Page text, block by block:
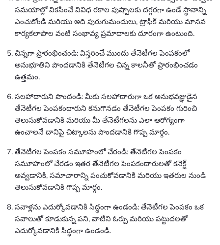
సమయాల్లో వికసించే వివిధ రకాల పుష్పాలకు దగ్గరగా ఉండే స్థానాన్ని
ఎంచుకోండి మరియు అది పురుగుమందులు, ట్రాఫిక్ మరియు మానవ
కార్యకలాపాల వంటి సంభావ్య ప్రమాదాలకు దూరంగా ఉంటుంది.
చిన్నగా ప్రారంభించండి: విస్తరించే ముందు తేనెటీగల పెంపకంలో
అనుభూతిని పొందడానికి తేనెటీగల చిన్న కాలనీతో ప్రారంభించడం
ఉత్తమం.
సలహాదారుని పొందండి: మీకు సలహాదారుగా ఒక అనుభవజ్ఞుడైన
తేనెటీగల పెంపకందారుని కనుగొనడం తేనెటీగల పెంపకం గురించి
తెలుసుకోవడానికి మరియు మీ తేనెటీగలను ఎలా ఆరోగ్యంగా
ఉంచాలనే దానిపై చిట్కాలను పొందడానికి గొప్ప మార్గం.
తేనెటీగల పెంపకం సమూహంలో చేరండి: తేనెటీగల పెంపకం
సమూహంలో చేరడం ఇతర తేనెటీగల పెంపకందారులతో కనెక్ట్
అవ్వడానికి, సమాచారాన్ని పంచుకోవడానికి మరియు ఇతరుల నుండి
తెలుసుకోవడానికి గొప్ప మార్గం.
సవాళ్లను ఎదుర్కోవడానికి సిద్ధంగా ఉండండి: తేనెటీగల పెంపకం ఒక
సవాలుతో కూడుకున్న పని, వాటిని ఓర్పు మరియు పట్టుదలతో
ఎదుర్కోవడానికి సిద్ధంగా ఉండండి.